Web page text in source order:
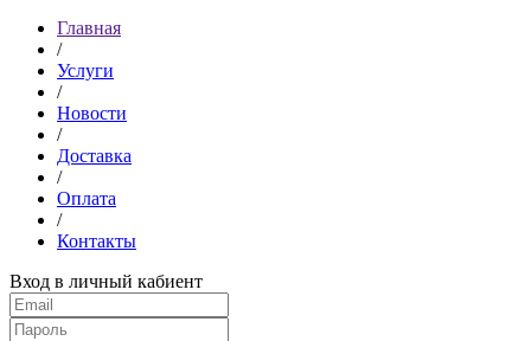
Главная
/
Услуги
/
Новости
/
Доставка
/
Оплата
/
Контакты
Вход в личный кабиент